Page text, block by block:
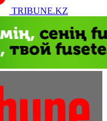
TRIBUNE.KZ